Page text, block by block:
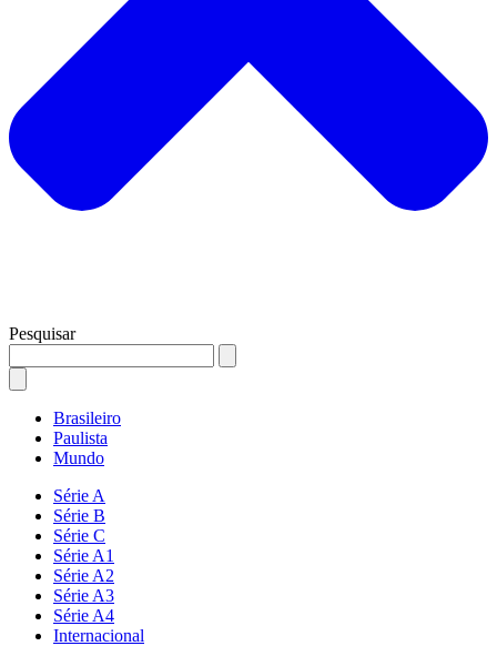
Pesquisar
Brasileiro
Paulista
Mundo
Série A
Série B
Série C
Série A1
Série A2
Série A3
Série A4
Internacional